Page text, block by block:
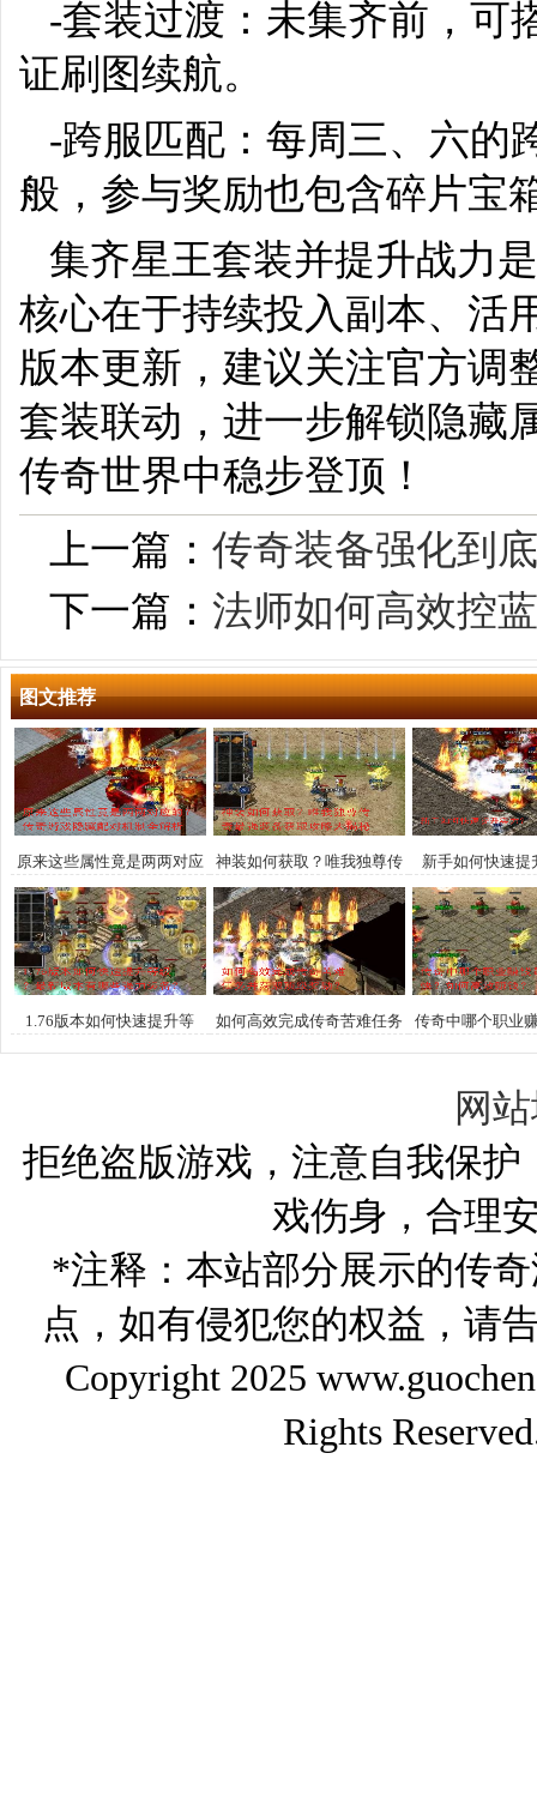
-套装过渡：未集齐前，可
证刷图续航。
-跨服匹配：每周三、六的
般，参与奖励也包含碎片宝
集齐星王套装并提升战力
核心在于持续投入副本、活
版本更新，建议关注官方
套装联动，进一步解锁隐藏
传奇世界中稳步登顶！
上一篇： 传奇装备强化到
下一篇： 法师如何高效控
图文推荐
原来这些属性竟是两两对应
的？传奇游戏隐藏配对机制
全解析
神装如何获取？唯我独尊传
奇最强装备获取攻略大揭秘
新手如何快速提
1.76版本如何快速提升等
级？最新版本有哪些强力装
如何高效完成传奇苦难任务
并获取顶级奖励？
传奇中哪个职业
如何高效赚
网
拒绝盗版游戏，注意自我保
戏伤身，合理
*注释：本站部分展示的传
点，如有侵犯您的权益，请
Copyright 2025
Rights